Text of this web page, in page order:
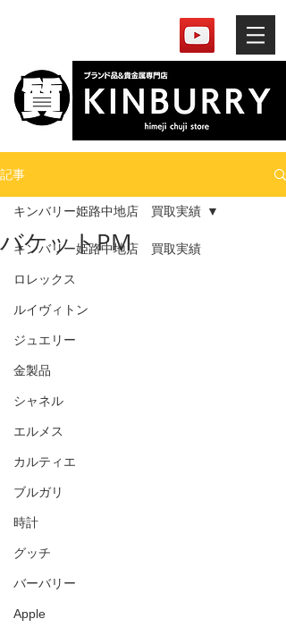
記事
キンバリー姫路中地店 買取実績
ロレックス
ルイヴィトン
ジュエリー
金製品
シャネル
エルメス
カルティエ
ブルガリ
時計
グッチ
バーバリー
Apple
キンバリー姫路中地店 買取実績
バケットPM